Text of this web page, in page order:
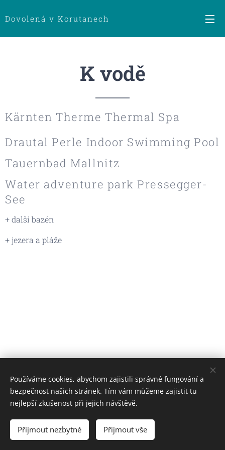
Dovolená v Korutanech
K vodě
Kärnten Therme Thermal Spa
Drautal Perle Indoor Swimming Pool
Tauernbad Mallnitz
Water adventure park Pressegger-
See
+ další bazén
+ jezera a pláže
Provozovatel stránek:Apartmány Ad Alta
Cookies
Používáme cookies, abychom zajistili správné fungování a
bezpečnost našich stránek. Tím vám můžeme zajistit tu
nejlepší zkušenost při jejich návštěvě.
Přijmout nezbytné Přijmout vše